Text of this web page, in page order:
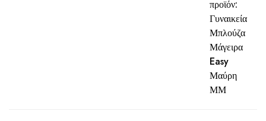
προϊόν:
Γυναικεία
Μπλούζα
Μάγειρα
Easy
Μαύρη
ΜΜ